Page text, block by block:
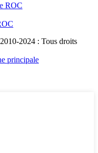
ROC
2024 : Tous droits
principale